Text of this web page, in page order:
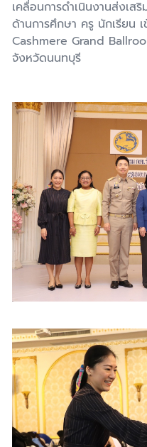
เคลื่อนการดำเนินงานส่งเส
ด้านการศึกษา ครู นักเรียน
Cashmere Grand
จังหวัดนนทบุรี